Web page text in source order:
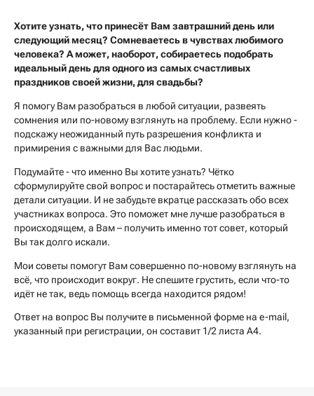
Хотите узнать, что принесёт Вам завтрашний день или
следующий месяц? Сомневаетесь в чувствах любимого
человека? А может, наоборот, собираетесь подобрать
идеальный день для одного из самых счастливых
праздников своей жизни, для свадьбы?
Я помогу Вам разобраться в любой ситуации, развеять
сомнения или по-новому взглянуть на проблему. Если нужно -
подскажу неожиданный путь разрешения конфликта и
примирения с важными для Вас людьми.
Подумайте - что именно Вы хотите узнать? Чётко
сформулируйте свой вопрос и постарайтесь отметить важные
детали ситуации. И не забудьте вкратце рассказать обо всех
участниках вопроса. Это поможет мне лучше разобраться в
происходящем, а Вам – получить именно тот совет, который
Вы так долго искали.
Мои советы помогут Вам совершенно по-новому взглянуть на
всё, что происходит вокруг. Не спешите грустить, если что-то
идёт не так, ведь помощь всегда находится рядом!
Ответ на вопрос Вы получите в письменной форме на e-mail,
указанный при регистрации, он составит 1/2 листа А4.